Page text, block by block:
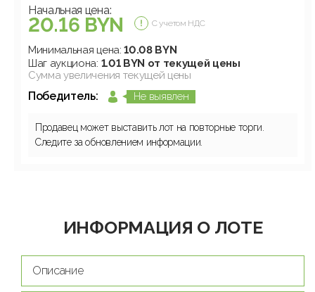
Начальная цена:
20.16 BYN С учетом НДС
Минимальная цена:10.08 BYN
Шаг аукциона: 1.01 BYN от текущей цены
Сумма увеличения текущей цены
Победитель: Не выявлен
Продавец может выставить лот на повторные торги.
Следите за обновлением информации.
ИНФОРМАЦИЯ О ЛОТЕ
Описание